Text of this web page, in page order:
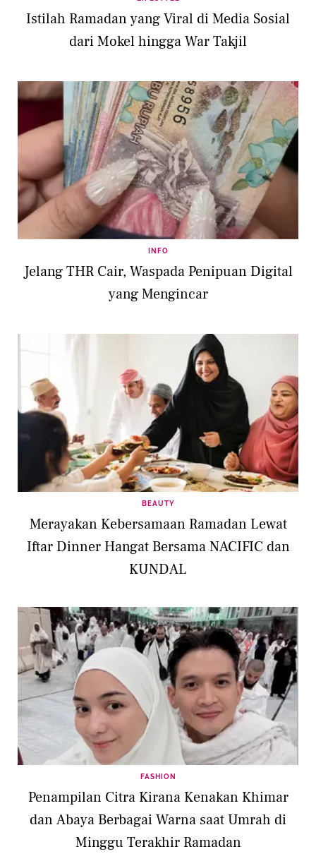
Istilah Ramadan yang Viral di Media Sosial
dari Mokel hingga War Takjil
INFO
Jelang THR Cair, Waspada Penipuan Digital
yang Mengincar
BEAUTY
Merayakan Kebersamaan Ramadan Lewat
Iftar Dinner Hangat Bersama NACIFIC dan
KUNDAL
FASHION
Penampilan Citra Kirana Kenakan Khimar
dan Abaya Berbagai Warna saat Umrah di
Minggu Terakhir Ramadan